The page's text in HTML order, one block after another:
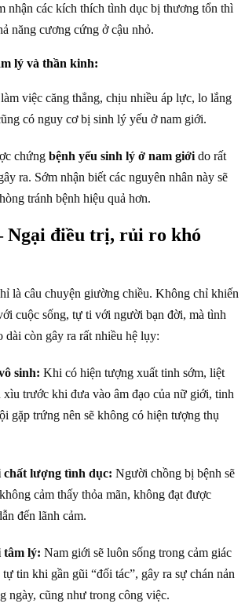
nhận các kích thích tình dục bị thương tổn thì
năng cương cứng ở cậu nhỏ.
lý và thần kinh:
việc căng thẳng, chịu nhiều áp lực, lo lắng
có nguy cơ bị sinh lý yếu ở nam giới.
chứng bệnh yếu sinh lý ở nam giớido rất
ra. Sớm nhận biết các nguyên nhân này sẽ
tránh bệnh hiệu quả hơn.
Ngại điều trị, rủi ro khó
là câu chuyện giường chiều. Không chỉ khiến
cuộc sống, tự ti với người bạn đời, mà tình
dài còn gây ra rất nhiều hệ lụy:
sinh: Khi có hiện tượng xuất tinh sớm, liệt
trước khi đưa vào âm đạo của nữ giới, tinh
gặp trứng nên sẽ không có hiện tượng thụ
lượng tình dục: Người chồng bị bệnh sẽ
cảm thấy thỏa mãn, không đạt được
đến lãnh cảm.
tâm lý: Nam giới sẽ luôn sống trong cảm giác
tin khi gần gũi “đối tác”, gây ra sự chán nản
ngày, cũng như trong công việc.